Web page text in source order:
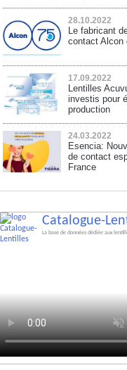
28.10.2022
Le fabricant
contact Alcon
17.09.2022
Lentilles
investis pour
production
24.03.2022
Esencia:
de contact
France
Catalogue-
La base de données dédiée aux